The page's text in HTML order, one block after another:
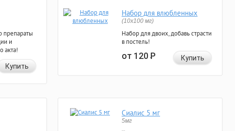
препараты
и
акта!
Купить
Набор для влюбленных
(10х100 мг)
Набор для двоих, добавь страсти
в постель!
от 120Р Купить
Сиалис 5 мг
5мг